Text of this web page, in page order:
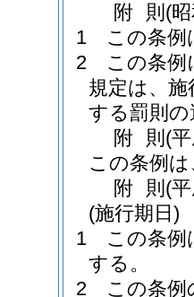
附 則 (
1
この条例
2
この条例
規定は、
する罰則
附 則 (
この条例
附 則 (
(施行期日)
1
この条例
する。
2
この条例